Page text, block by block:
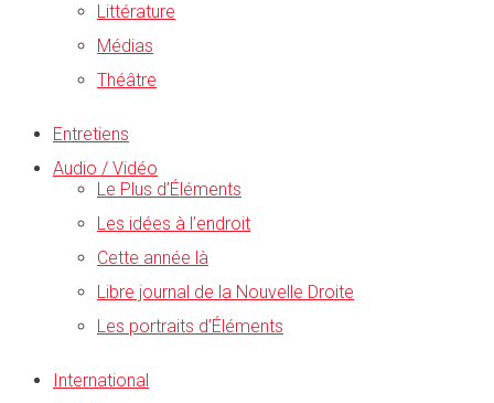
Littérature
Médias
Théâtre
Entretiens
Audio / Vidéo
Le Plus d’Éléments
Les idées à l’endroit
Cette année là
Libre journal de la Nouvelle Droite
Les portraits d’Éléments
International